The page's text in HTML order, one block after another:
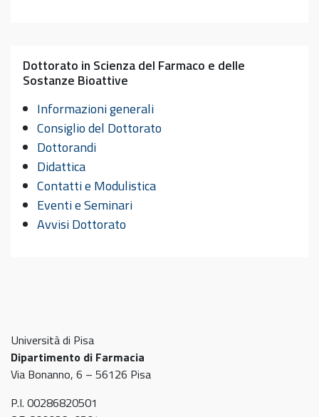
Dottorato in Scienza del Farmaco e delle
Sostanze Bioattive
Informazioni generali
Consiglio del Dottorato
Dottorandi
Didattica
Contatti e Modulistica
Eventi e Seminari
Avvisi Dottorato
Università di Pisa
Dipartimento di Farmacia
Via Bonanno, 6 – 56126 Pisa
P.I. 00286820501